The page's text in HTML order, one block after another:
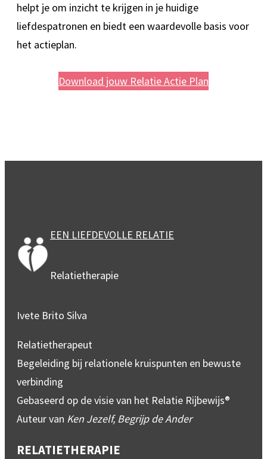
helpt je om inzicht te krijgen in je huidige
liefdespatronen en biedt een waardevolle basis voor
het actieplan.
Download jouw Relatie Actie Plan
EEN LIEFDEVOLLE RELATIE
Relatietherapie
Ivete Brito Silva
Relatietherapeut
Begeleiding bij relationele kruispunten en bewuste
verbinding
Gebaseerd op de visie van het Relatie Rijbewijs®
Auteur van Ken Jezelf, Begrijp de Ander
RELATIETHERAPIE